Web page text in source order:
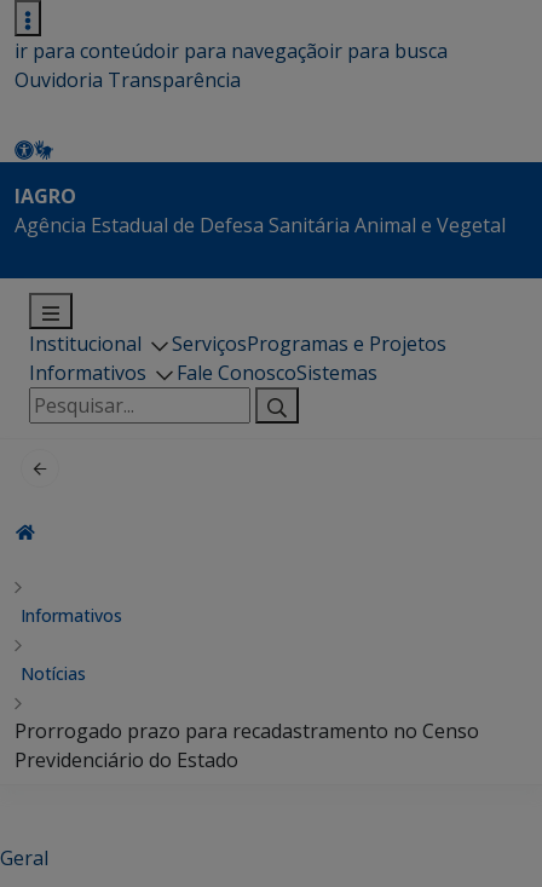
ir para conteúdoir para navegaçãoir para busca
Ouvidoria Transparência
IAGRO
Agência Estadual de Defesa Sanitária Animal e Vegetal
Institucional ServiçosProgramas e Projetos
Informativos
Fale ConoscoSistemas
Pesquisar
por:
Informativos
Notícias
Prorrogado prazo para recadastramento no Censo
Previdenciário do Estado
Geral